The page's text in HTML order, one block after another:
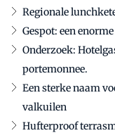
Regionale
Gespot: een
Onderzoek:
portemonnee.
Een sterke naam
valkuilen
Hufterproof